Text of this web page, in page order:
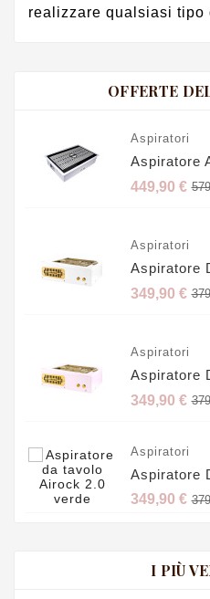
realizzare qualsiasi tipo
OFFERTE
Aspiratori
Aspiratore
449,90 €
Aspiratori
349,90 €
Aspiratori
349,90 €
Aspiratori
349,90 €
I PIÙ